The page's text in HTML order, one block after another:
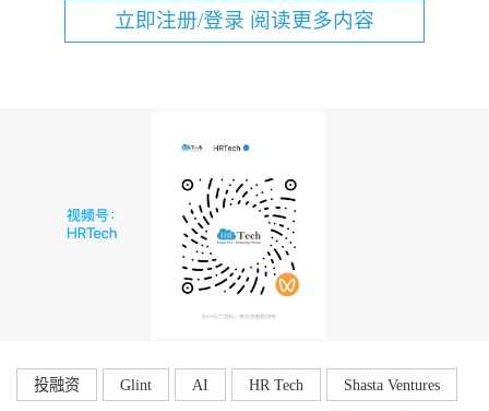
立即注册/登录 阅读更多内容
投融资 Glint AI HR Tech Shasta Ventures